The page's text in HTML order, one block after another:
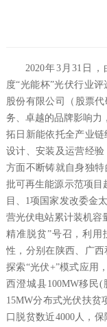
2020年3月31日
度“光能杯”光伏行业
股份有限公司（股票
务、卓越的品牌影响力
拓日新能依托全产业
设计、安装及运营经
方面不断铸就自身独
批可再生能源示范项目
目、1项国家发改委金
营光伏电站累计装机容
精准脱贫”号召，利用
性，分别在陕西、广
探索“光伏+”模式应用
西澄城县100MW移民
15MW分布式光伏扶贫
口脱贫数近4000人，